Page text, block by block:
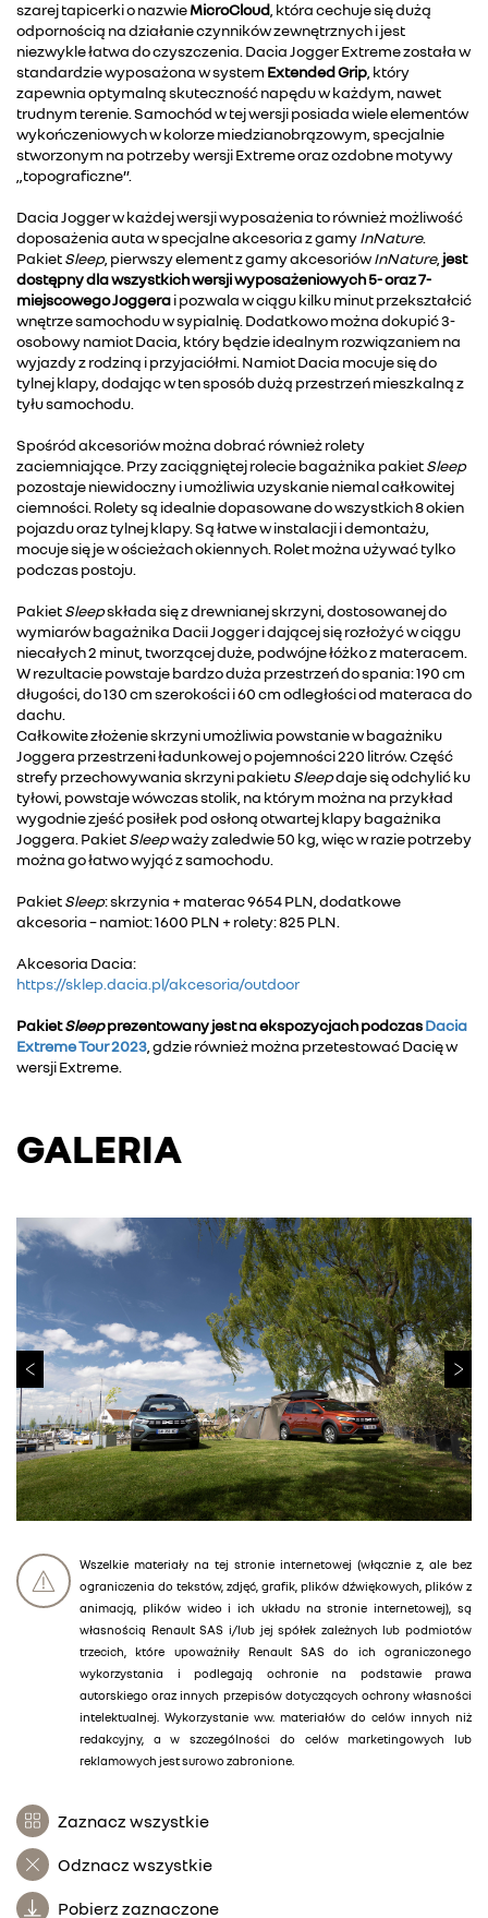
szarej tapicerki o nazwieMicroCloud , która cechuje się dużą
odpornością na działanie czynników zewnętrznych i jest
niezwykle łatwa do czyszczenia. Dacia Jogger Extreme została w
standardzie wyposażona w system Extended Grip , który
zapewnia optymalną skuteczność napędu w każdym, nawet
trudnym terenie. Samochód w tej wersji posiada wiele elementów
wykończeniowych w kolorze miedzianobrązowym, specjalnie
stworzonym na potrzeby wersji Extreme oraz ozdobne motywy
„topograficzne”.
Dacia Jogger w każdej wersji wyposażenia to również możliwość
doposażenia auta w specjalne akcesoria z gamyInNature.
PakietSleep, pierwszy element z gamy akcesoriówInNature, jest
dostępny dla wszystkich wersji wyposażeniowych 5- oraz 7-
miejscowego Joggerai pozwala w ciągu kilku minut przekształcić
wnętrze samochodu w sypialnię. Dodatkowo można dokupić 3-
osobowy namiot Dacia, który będzie idealnym rozwiązaniem na
wyjazdy z rodziną i przyjaciółmi. Namiot Dacia mocuje się do
tylnej klapy, dodając w ten sposób dużą przestrzeń mieszkalną z
tyłu samochodu.
Spośród akcesoriów można dobrać również rolety
zaciemniające. Przy zaciągniętej rolecie bagażnika pakietSleep
pozostaje niewidoczny i umożliwia uzyskanie niemal całkowitej
ciemności. Rolety są idealnie dopasowane do wszystkich 8 okien
pojazdu oraz tylnej klapy. Są łatwe w instalacji i demontażu,
mocuje się je w ościeżach okiennych. Rolet można używać tylko
podczas postoju.
PakietSleepskłada się z drewnianej skrzyni, dostosowanej do
wymiarów bagażnika Dacii Jogger i dającej się rozłożyć w ciągu
niecałych 2 minut, tworzącej duże, podwójne łóżko z materacem.
W rezultacie powstaje bardzo duża przestrzeń do spania: 190 cm
długości, do 130 cm szerokości i 60 cm odległości od materaca do
dachu.
Całkowite złożenie skrzyni umożliwia powstanie w bagażniku
Joggera przestrzeni ładunkowej o pojemności 220 litrów. Część
strefy przechowywania skrzyni pakietuSleepdaje się odchylić ku
tyłowi, powstaje wówczas stolik, na którym można na przykład
wygodnie zjeść posiłek pod osłoną otwartej klapy bagażnika
Joggera. PakietSleepważy zaledwie 50 kg, więc w razie potrzeby
można go łatwo wyjąć z samochodu.
PakietSleep: skrzynia + materac 9654 PLN, dodatkowe
akcesoria – namiot: 1600 PLN + rolety: 825 PLN.
Akcesoria Dacia:
https://sklep.dacia.pl/akcesoria/outdoor
PakietSleepprezentowany jest na ekspozycjach podczasDacia
Extreme Tour 2023 , gdzie również można przetestować Dacię w
wersji Extreme.
GALERIA
Wszelkie materiały na tej stronie internetowej (włącznie z, ale bez
ograniczenia do tekstów, zdjęć, grafik, plików dźwiękowych, plików z
animacją, plików wideo i ich układu na stronie internetowej), są
własnością Renault SAS i/lub jej spółek zależnych lub podmiotów
trzecich, które upoważniły Renault SAS do ich ograniczonego
wykorzystania i podlegają ochronie na podstawie prawa
autorskiego oraz innych przepisów dotyczących ochrony własności
intelektualnej. Wykorzystanie ww. materiałów do celów innych niż
redakcyjny, a w szczególności do celów marketingowych lub
reklamowych jest surowo zabronione.
Zaznacz wszystkie
Odznacz wszystkie
Pobierz zaznaczone